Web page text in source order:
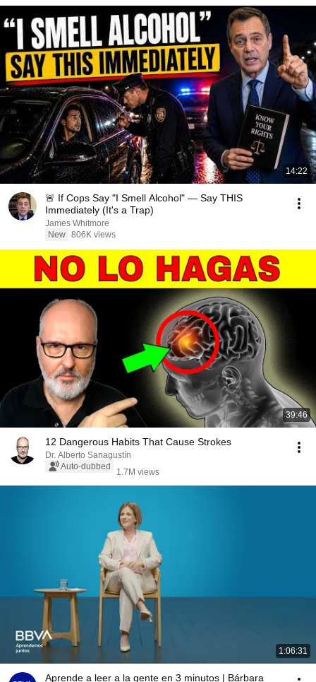
14:22
🚨 If Cops Say "I Smell Alcohol" — Say THIS
Immediately (It's a Trap)
James Whitmore
New 806K views
39:46
12 Dangerous Habits That Cause Strokes
Dr. Alberto Sanagustín
Auto-dubbed
1.7M views
1:06:31
Aprende a leer a la gente en 3 minutos | Bárbara